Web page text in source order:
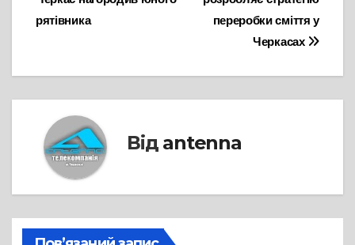
записів
переробки сміття у
Черкасах
рятівника
Від antenna